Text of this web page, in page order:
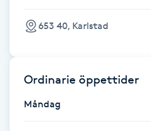
Fransförlängning Volym
Fransrengöring
Frekvensterapi
653 40, Karlstad
Ordinarie öppettider
Måndag